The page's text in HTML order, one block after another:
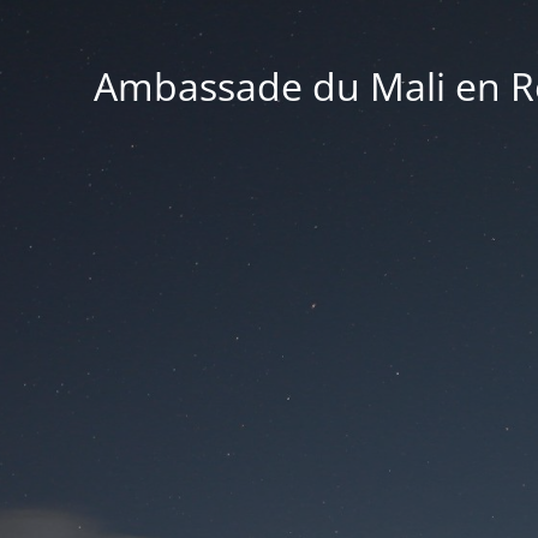
Ambassade du Mali en